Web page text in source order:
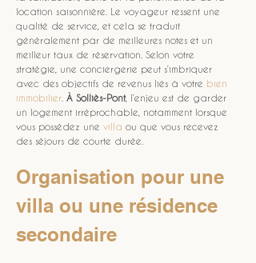
location saisonnière. Le voyageur ressent une
qualité de service, et cela se traduit
généralement par de meilleures notes et un
meilleur taux de réservation. Selon votre
stratégie, une conciergerie peut s’imbriquer
avec des objectifs de revenus liés à votre bien
immobilier À Solliès-Pont, l’enjeu est de garder
un logement irréprochable, notamment lorsque
vous possédez une villa ou que vous recevez
des séjours de courte durée.
Organisation pour une
villa ou une résidence
secondaire